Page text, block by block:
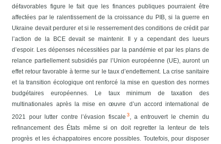
défavorables figure le fait que les finances publiques pourraient être
affectées par le ralentissement de la croissance du PIB, si la guerre en
Ukraine devait perdurer et si le resserrement des conditions de crédit par
l’action de la BCE devait se maintenir. Il y a cependant des lueurs
d’espoir. Les dépenses nécessitées par la pandémie et par les plans de
relance partiellement subsidiés par l’Union européenne (UE), auront un
effet retour favorable à terme sur le taux d’endettement. La crise sanitaire
et la transition écologique ont renforcé la mise en question des normes
budgétaires européennes. Le taux minimum de taxation des
multinationales après la mise en œuvre d’un accord international de
2021 pour lutter contre l’évasion fiscale 3
, a entrouvert le chemin du
refinancement des États même si on doit regretter la lenteur de tels
progrès et les échappatoires encore possibles. Toutefois, pour disposer